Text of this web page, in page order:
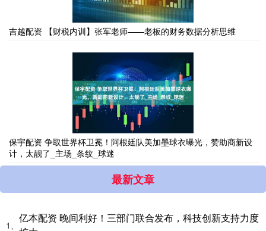
吉越配资 【财税内训】张军老师——老板的财务数据分析思维
保宇配资 争取世界杯卫冕！阿根廷队美加墨球衣曝光，赞助商新设
计，太靓了_主场_条纹_球迷
最新文章
1、
亿本配资 晚间利好！三部门联合发布，科技创新支持力度